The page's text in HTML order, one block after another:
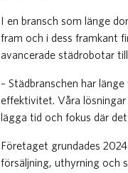
I en bransch som länge
fram och i dess framkant
avancerade städrobotar
– Städbranschen har
effektivitet. Våra
lägga tid och fokus där
Företaget grundades
försäljning, uthyrning och